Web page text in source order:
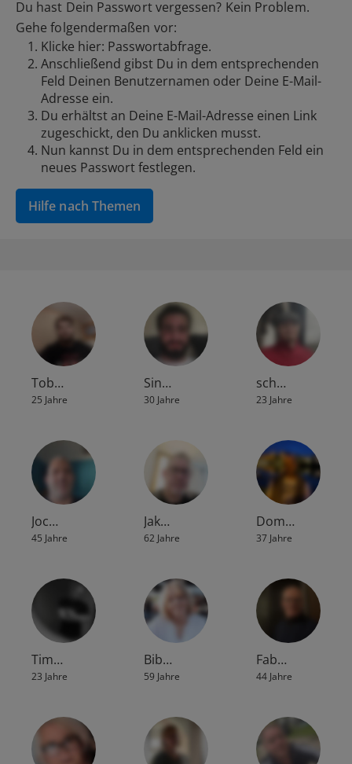
Du hast Dein Passwort vergessen? Kein Problem.
Gehe folgendermaßen vor:
Klicke hier: Passwortabfrage.
Anschließend gibst Du in dem entsprechenden
Feld Deinen Benutzernamen oder Deine E-Mail-
Adresse ein.
Du erhältst an Deine E-Mail-Adresse einen Link
zugeschickt, den Du anklicken musst.
Nun kannst Du in dem entsprechenden Feld ein
neues Passwort festlegen.
Hilfe nach Themen
Tob…
25 Jahre
Sin…
30 Jahre
sch…
23 Jahre
Joc…
45 Jahre
Jak…
62 Jahre
Dom…
37 Jahre
Tim…
23 Jahre
Bib…
59 Jahre
Fab…
44 Jahre